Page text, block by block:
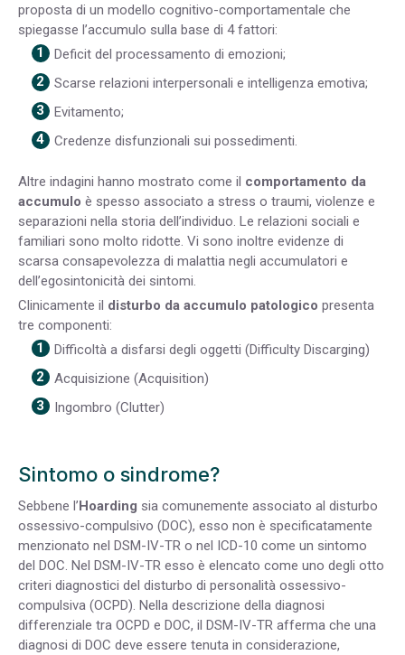
proposta di un modello cognitivo-comportamentale che
spiegasse l’accumulo sulla base di 4 fattori:
Deficit del processamento di emozioni;
Scarse relazioni interpersonali e intelligenza emotiva;
Evitamento;
Credenze disfunzionali sui possedimenti.
Altre indagini hanno mostrato come il comportamento da
accumulo è spesso associato a stress o traumi, violenze e
separazioni nella storia dell’individuo. Le relazioni sociali e
familiari sono molto ridotte. Vi sono inoltre evidenze di
scarsa consapevolezza di malattia negli accumulatori e
dell’egosintonicità dei sintomi.
Clinicamente il disturbo da accumulo patologico presenta
tre componenti:
Difficoltà a disfarsi degli oggetti (Difficulty Discarging)
Acquisizione (Acquisition)
Ingombro (Clutter)
Sintomo o sindrome?
Sebbene l’Hoarding sia comunemente associato al disturbo
ossessivo-compulsivo (DOC), esso non è specificatamente
menzionato nel DSM-IV-TR o nel ICD-10 come un sintomo
del DOC. Nel DSM-IV-TR esso è elencato come uno degli otto
criteri diagnostici del disturbo di personalità ossessivo-
compulsiva (OCPD). Nella descrizione della diagnosi
differenziale tra OCPD e DOC, il DSM-IV-TR afferma che una
diagnosi di DOC deve essere tenuta in considerazione,